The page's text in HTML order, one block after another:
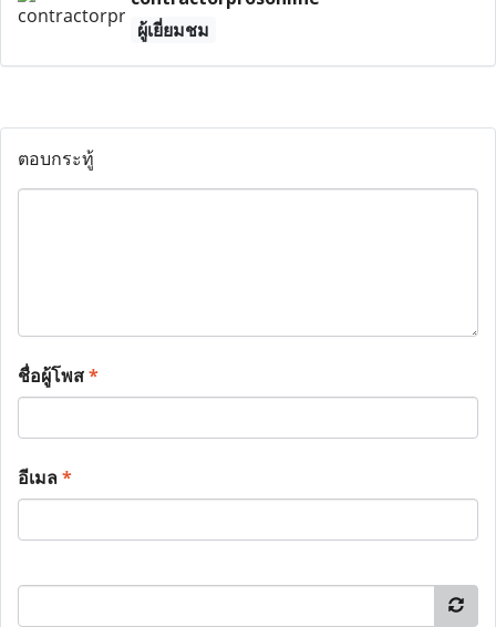
ผู้เยี่ยมชม
ตอบกระทู้
ชื่อผู้โพส*
อีเมล*